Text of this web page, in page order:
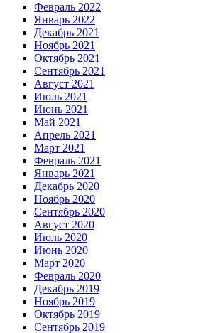
Февраль 2022
Январь 2022
Декабрь 2021
Ноябрь 2021
Октябрь 2021
Сентябрь 2021
Август 2021
Июль 2021
Июнь 2021
Май 2021
Апрель 2021
Март 2021
Февраль 2021
Январь 2021
Декабрь 2020
Ноябрь 2020
Сентябрь 2020
Август 2020
Июль 2020
Июнь 2020
Март 2020
Февраль 2020
Декабрь 2019
Ноябрь 2019
Октябрь 2019
Сентябрь 2019